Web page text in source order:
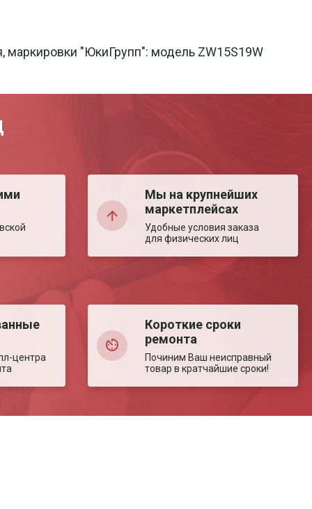
маркировки "ЮкиГрупп": модель ZW15S19W
Мы на крупнейших
маркетплейсах
Удобные условия заказа
для физических лиц
центра
Короткие сроки
ремонта
Починим Ваш неисправный
товар в кратчайшие сроки!